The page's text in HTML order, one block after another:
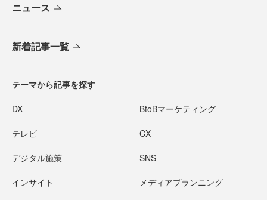
ニュース
新着記事一覧
テーマから記事を探す
DX BtoBマーケティング
テレビ CX
デジタル施策 SNS
インサイト メディアプランニング